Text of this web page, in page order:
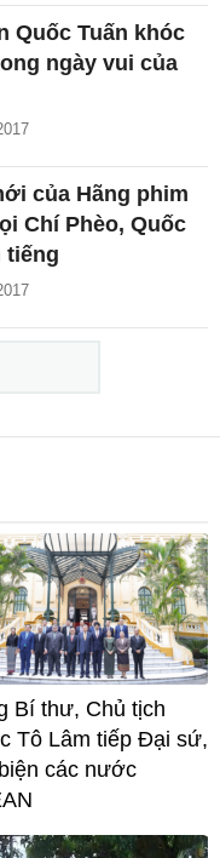
Quốc Tuấn khóc
ngày vui của
của Hãng phim
Chí Phèo, Quốc
tiếng
Bí thư, Chủ tịch
Tô Lâm tiếp Đại sứ,
các nước